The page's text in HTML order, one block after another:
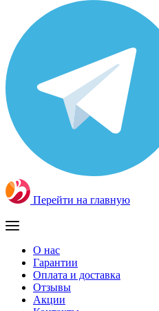
Перейти на главную
О нас
Гарантии
Оплата и доставка
Отзывы
Акции